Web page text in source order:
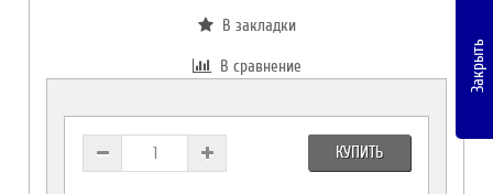
В закладки
В сравнение
КУПИТЬ
Закрыть